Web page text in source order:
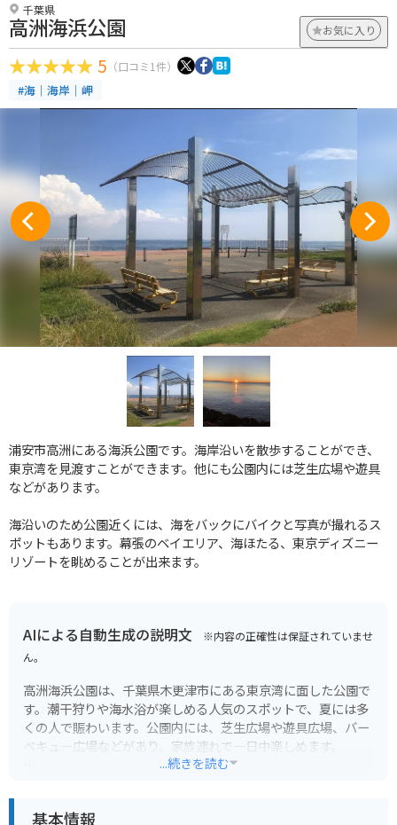
千葉県
高洲海浜公園 お気に入り
5 （口コミ1件）
#海｜海岸｜岬
浦安市高洲にある海浜公園です。海岸沿いを散歩することができ、
東京湾を見渡すことができます。他にも公園内には芝生広場や遊具
などがあります。
海沿いのため公園近くには、海をバックにバイクと写真が撮れるス
ポットもあります。幕張のベイエリア、海ほたる、東京ディズニー
リゾートを眺めることが出来ます。
AIによる自動生成の説明文 ※内容の正確性は保証されていませ
ん。
高洲海浜公園は、千葉県木更津市にある東京湾に面した公園で
す。潮干狩りや海水浴が楽しめる人気のスポットで、夏には多
くの人で賑わいます。公園内には、芝生広場や遊具広場、バー
ベキュー広場などがあり、家族連れで一日中楽しめます。
す。海沿いを走る爽快なツーリングが楽しめます。
...続きを読む
基本情報